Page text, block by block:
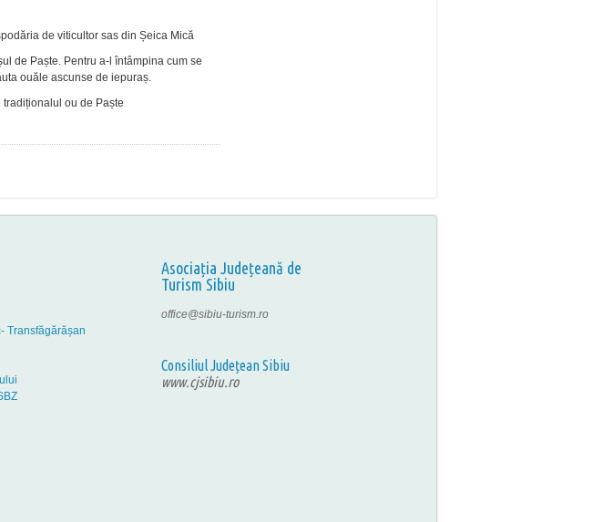
de viticultor sas din Șeica Mică
de Paște. Pentru a-l întâmpina cum se
ouăle ascunse de iepuraș.
ou de Paște
Asociația Județeană de
Turism Sibiu
Transfăgărășan
office@sibiu-turism.ro
Consiliul Județean Sibiu
www.cjsibiu.ro